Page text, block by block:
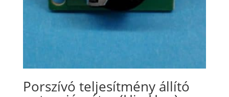
Porszívó teljesítmény állító